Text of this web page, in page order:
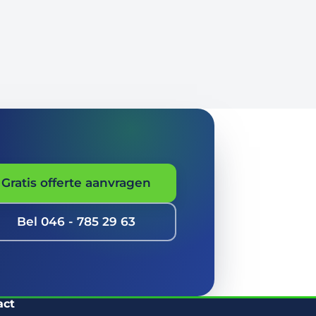
Gratis offerte aanvragen
Bel 046 - 785 29 63